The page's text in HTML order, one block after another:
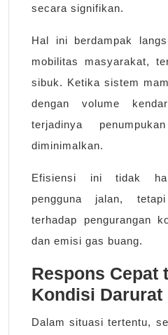
secara signifikan.
Hal ini berdampak
mobilitas masyarakat,
sibuk. Ketika sistem
dengan volume
terjadinya
diminimalkan.
Efisiensi ini tidak
pengguna jalan,
terhadap pengurangan
dan emisi gas buang.
Respons Cepat
Kondisi Darurat
Dalam situasi tertentu,